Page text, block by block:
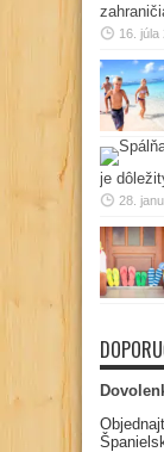
16. júla
je
28.